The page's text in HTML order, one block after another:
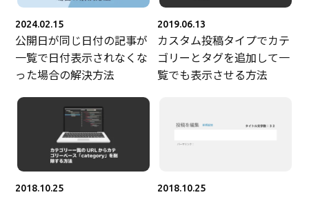
2024.02.15
公開日が同じ日付の記事が
一覧で日付表示されなくな
った場合の解決方法
2019.06.13
カスタム投稿タイプでカテ
ゴリーとタグを追加して一
覧でも表示させる方法
2018.10.25 2018.10.25